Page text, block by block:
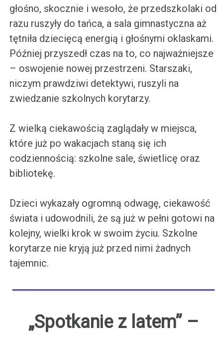
głośno, skocznie i wesoło, że przedszkolaki od
razu ruszyły do tańca, a sala gimnastyczna aż
tętniła dziecięcą energią i głośnymi oklaskami.
Później przyszedł czas na to, co najważniejsze
– oswojenie nowej przestrzeni. Starszaki,
niczym prawdziwi detektywi, ruszyli na
zwiedzanie szkolnych korytarzy.
Z wielką ciekawością zaglądały w miejsca,
które już po wakacjach staną się ich
codziennością: szkolne sale, świetlicę oraz
bibliotekę.
Dzieci wykazały ogromną odwagę, ciekawość
świata i udowodnili, że są już w pełni gotowi na
kolejny, wielki krok w swoim życiu. Szkolne
korytarze nie kryją już przed nimi żadnych
tajemnic.
„Spotkanie z latem” –